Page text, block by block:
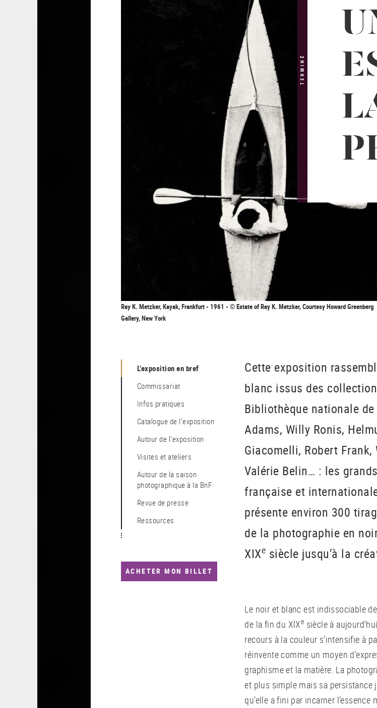
TERMINÉ
Ray K. Metzker, Kayak, Frankfurt - 1961 - © Estate of Ray K. Metzker, Courtesy Howard Greenberg
Gallery, New York
L’exposition en bref
Commissariat
Infos pratiques
Catalogue de l’exposition
Autour de l'exposition
Visites et ateliers
Autour de la saison
photographique à la BnF
Revue de presse
Ressources
ACHETER MON BILLET
Cette exposition
blanc issus des
Bibliothèque nationale de
Adams, Willy Ronis,
Giacomelli, Robert
Valérie Belin… : les
française et
présente environ 300
de la photographie en
XIXe siècle jusqu’à la
Le noir et blanc est indissociable
de la fin du XlXe siècle à
recours à la couleur s’intensifie à
réinvente comme un moyen
graphisme et la matière. La
et plus simple mais sa persistance
qu’elle a fini par incarner